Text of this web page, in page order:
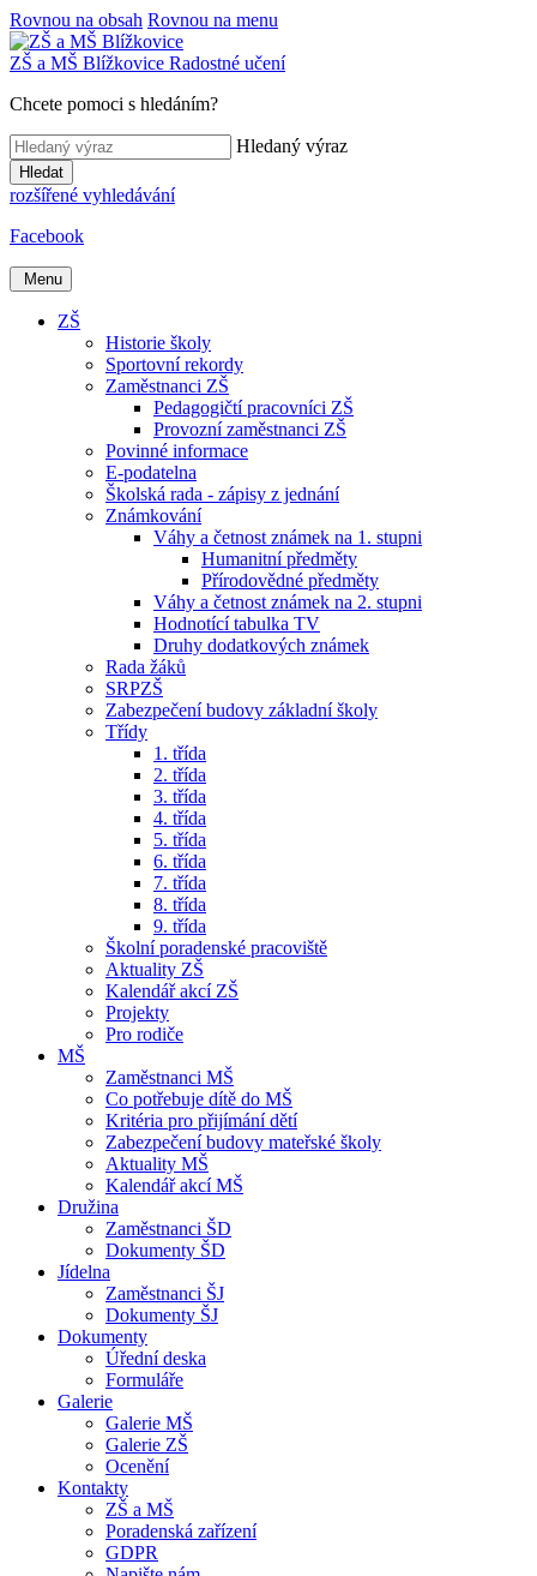
Rovnou na obsah Rovnou na menu
ZŠ a MŠ Blížkovice Radostné učení
Chcete pomoci s hledáním?
Hledaný výraz
Hledat
rozšířené vyhledávání
Facebook
Menu
ZŠ
Historie školy
Sportovní rekordy
Zaměstnanci ZŠ
Pedagogičtí pracovníci ZŠ
Provozní zaměstnanci ZŠ
Povinné informace
E-podatelna
Školská rada - zápisy z jednání
Známkování
Váhy a četnost známek na 1. stupni
Humanitní předměty
Přírodovědné předměty
Váhy a četnost známek na 2. stupni
Hodnotící tabulka TV
Druhy dodatkových známek
Rada žáků
SRPZŠ
Zabezpečení budovy základní školy
Třídy
1. třída
2. třída
3. třída
4. třída
5. třída
6. třída
7. třída
8. třída
9. třída
Školní poradenské pracoviště
Aktuality ZŠ
Kalendář akcí ZŠ
Projekty
Pro rodiče
MŠ
Zaměstnanci MŠ
Co potřebuje dítě do MŠ
Kritéria pro přijímání dětí
Zabezpečení budovy mateřské školy
Aktuality MŠ
Kalendář akcí MŠ
Družina
Zaměstnanci ŠD
Dokumenty ŠD
Jídelna
Zaměstnanci ŠJ
Dokumenty ŠJ
Dokumenty
Úřední deska
Formuláře
Galerie
Galerie MŠ
Galerie ZŠ
Ocenění
Kontakty
ZŠ a MŠ
Poradenská zařízení
GDPR